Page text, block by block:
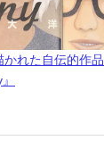
れた自伝的作品